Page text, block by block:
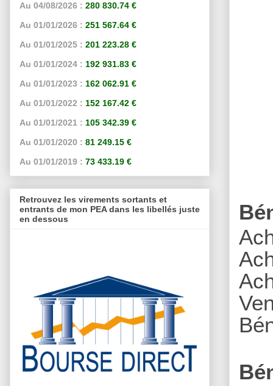
A
Au 04/08/2026 : 280 830.74 €
Au 01/01/2026 : 251 567.64 €
Au 01/01/2025 : 201 223.28 €
Au 01/01/2024 : 192 931.83 €
Au 01/01/2023 : 162 062.91 €
Au 01/01/2022 : 152 167.42 €
Au 01/01/2021 : 105 342.39 €
Au 01/01/2020 : 81 249.15 €
Au 01/01/2019 : 73 433.19 €
Retrouvez les virements sortants et
entrants de mon PEA dans les libellés juste
en dessous